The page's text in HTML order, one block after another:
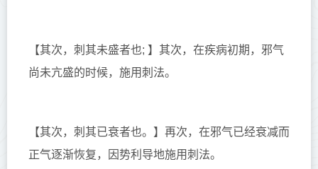
【其次，刺其未盛者也; 】 其次，在疾病初期，邪气
尚未亢盛的时候，施用刺法。
【其次，刺其已衰者也。】 再次，在邪气已经衰减而
正气逐渐恢复，因势利导地施用刺法。